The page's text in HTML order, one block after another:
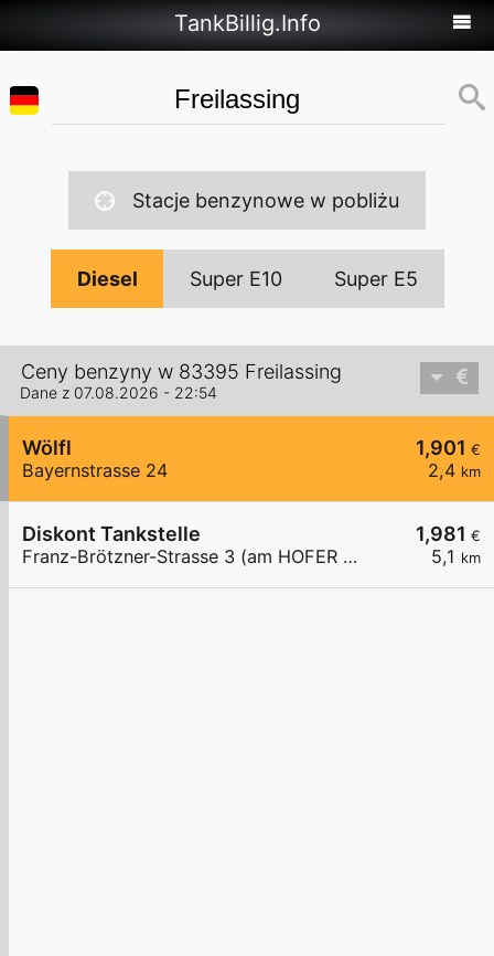
TankBillig.Info
Stacje benzynowe w pobliżu
Diesel Super E10 Super E5
Ceny benzyny w 83395 Freilassing
Dane z 07.08.2026 - 22:54
1,901 €
2,4 km
Wölfl
Bayernstrasse 24
1,981 €
5,1 km
Diskont Tankstelle
Franz-Brötzner-Strasse 3 (am HOFER Parkplatz)